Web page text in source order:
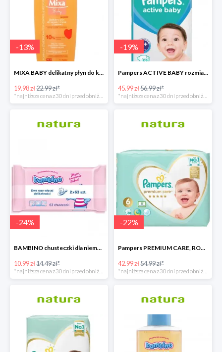
-13%
MIXA BABY delikatny płyn do kąpieli i mycia z olejkiem 400 ML
19.98 zł22.99 zł*
-19%
Pampers ACTIVE BABY rozmiar 4+, 53 pieluszki, 10-15 kg
45.99 zł56.99 zł*
-24%
BAMBINO chusteczki dla niemowląt 2 X 63 sztuki
10.99 zł14.49 zł*
*najniższa cena z 30 dni przed obniżką
-22%
Pampers PREMIUM CARE, ROZMIAR 6, 38 pieluszek, 13KG+
42.99 zł54.99 zł*
*najniższa cena z 30 dni przed obniżką